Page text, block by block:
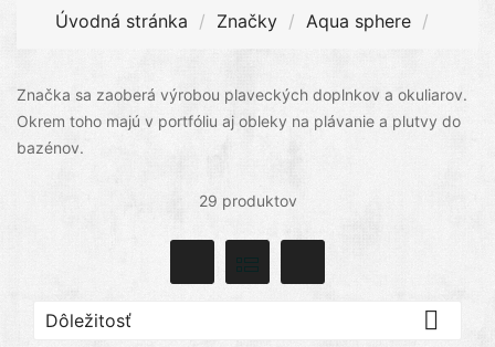
Úvodná stránka Značky Aqua sphere
Značka sa zaoberá výrobou plaveckých doplnkov a okuliarov.
Okrem toho majú v portfóliu aj obleky na plávanie a plutvy do
bazénov.
29 produktov
Dôležitosť 